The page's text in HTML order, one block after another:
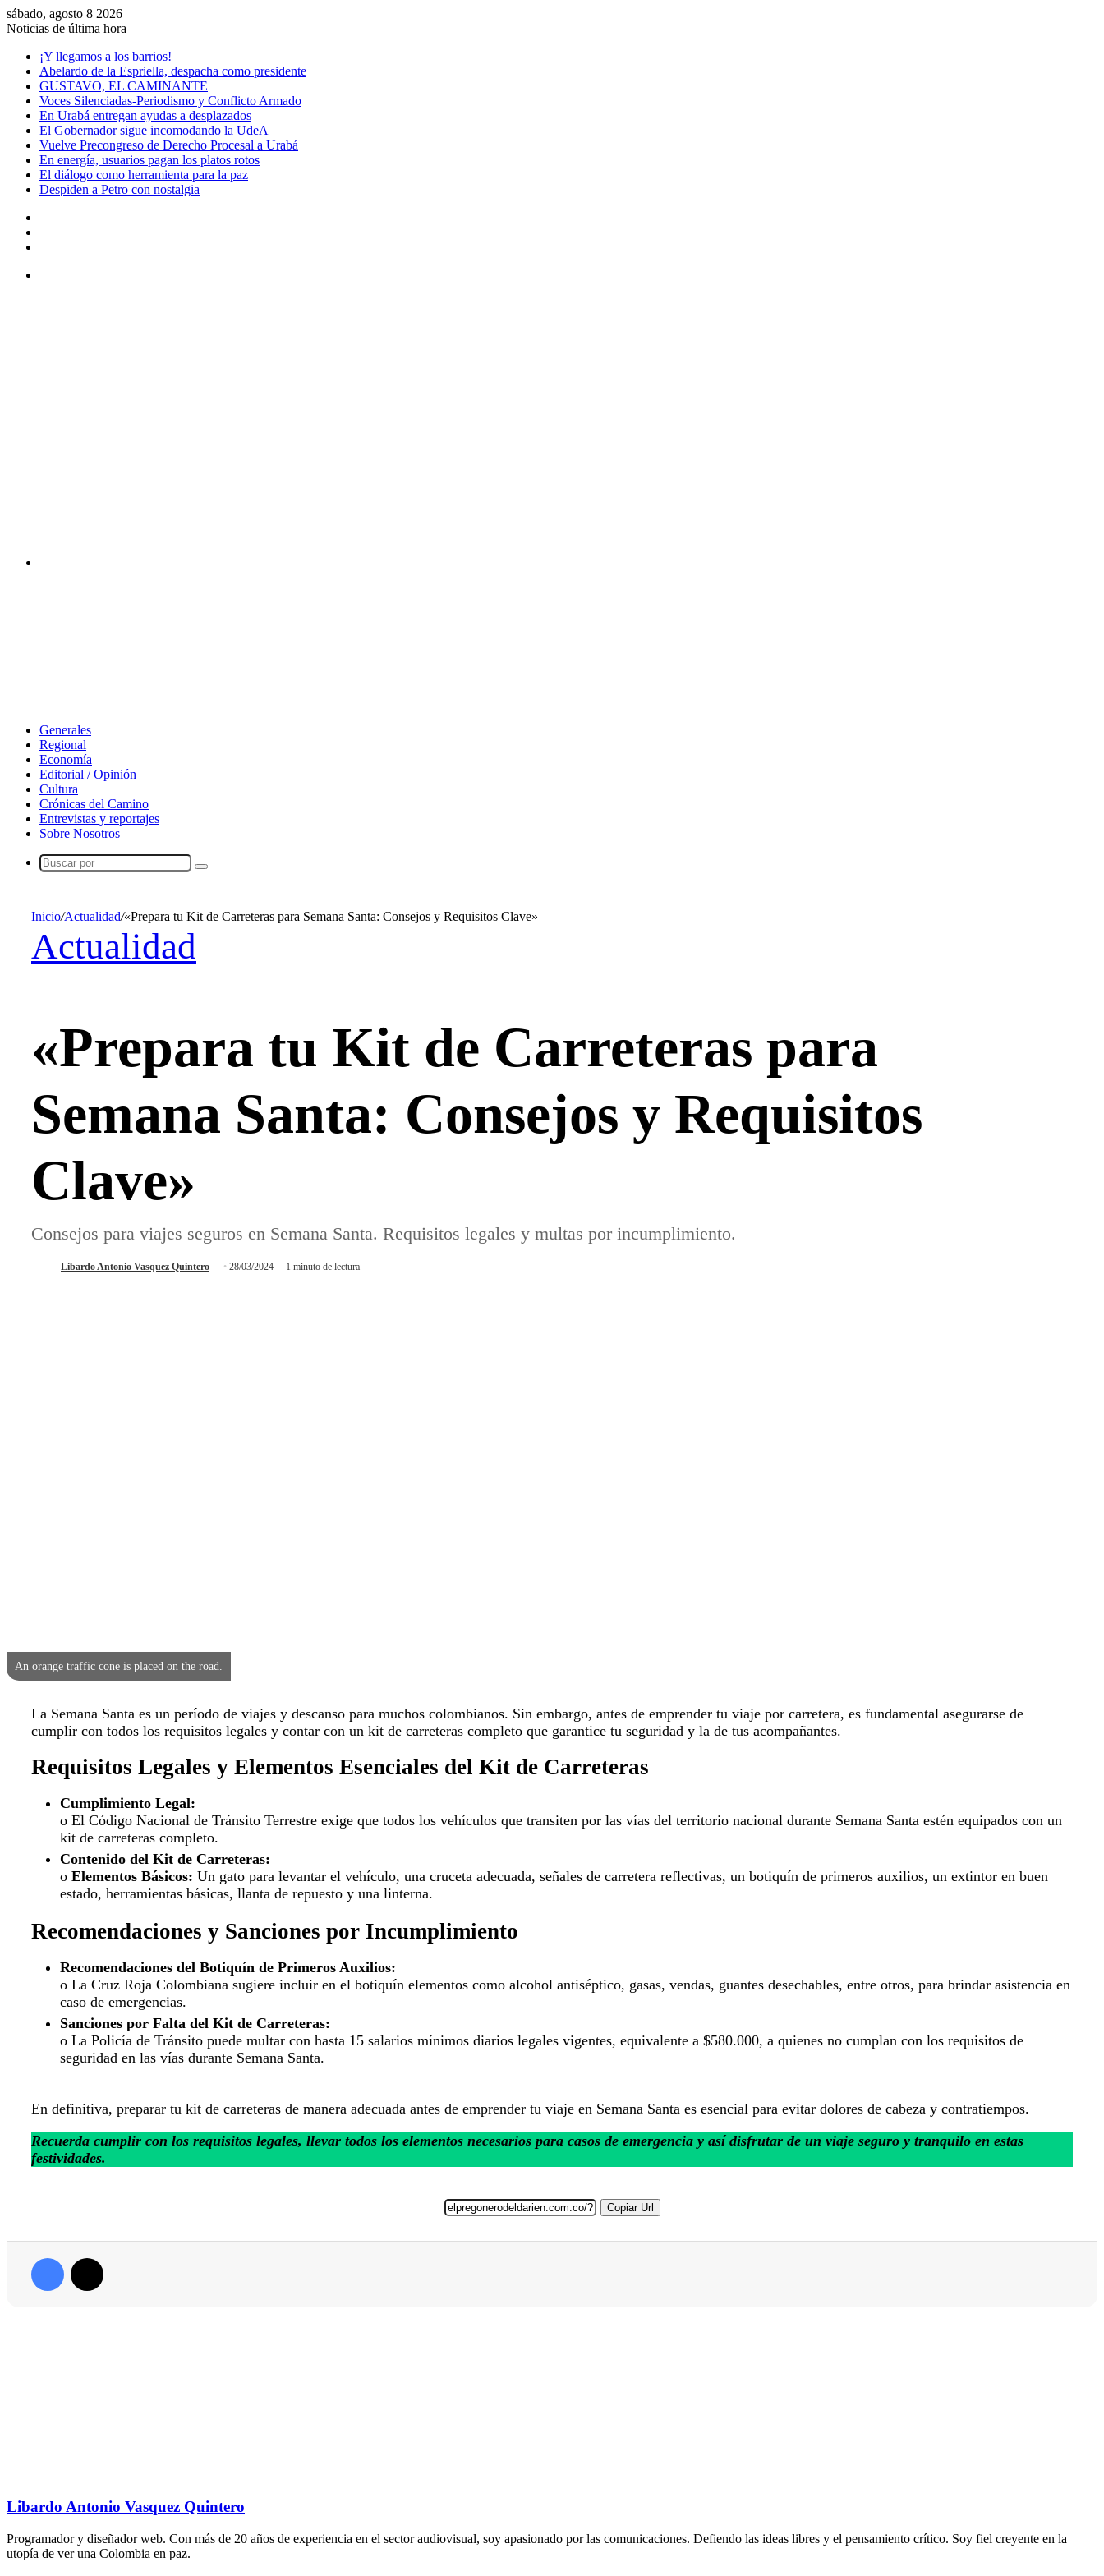
sábado, agosto 8 2026
Noticias de última hora
¡Y llegamos a los barrios!
Abelardo de la Espriella, despacha como presidente
GUSTAVO, EL CAMINANTE
Voces Silenciadas-Periodismo y Conflicto Armado
En Urabá entregan ayudas a desplazados
El Gobernador sigue incomodando la UdeA
Vuelve Precongreso de Derecho Procesal a Urabá
En energía, usuarios pagan los platos rotos
El diálogo como herramienta para la paz
Despiden a Petro con nostalgia
Generales
Regional
Economía
Editorial / Opinión
Cultura
Crónicas del Camino
Entrevistas y reportajes
Sobre Nosotros
Buscar
Inicio/Actualidad/«Prepara tu Kit de Carreteras para Semana Santa: Consejos y Requisitos Clave»
Actualidad
«Prepara tu Kit de Carreteras para
Semana Santa: Consejos y Requisitos
Clave»
Consejos para viajes seguros en Semana Santa. Requisitos legales y multas por incumplimiento.
Libardo Antonio Vasquez Quintero 28/03/2024 1 minuto de lectura
An orange traffic cone is placed on the road.
La Semana Santa es un período de viajes y descanso para muchos colombianos. Sin embargo, antes de emprender tu viaje por carretera, es fundamental asegurarse de
cumplir con todos los requisitos legales y contar con un kit de carreteras completo que garantice tu seguridad y la de tus acompañantes.
Requisitos Legales y Elementos Esenciales del Kit de Carreteras
Cumplimiento Legal:
o El Código Nacional de Tránsito Terrestre exige que todos los vehículos que transiten por las vías del territorio nacional durante Semana Santa estén equipados con un
kit de carreteras completo.
Contenido del Kit de Carreteras:
o Elementos Básicos: Un gato para levantar el vehículo, una cruceta adecuada, señales de carretera reflectivas, un botiquín de primeros auxilios, un extintor en buen
estado, herramientas básicas, llanta de repuesto y una linterna.
Recomendaciones y Sanciones por Incumplimiento
Recomendaciones del Botiquín de Primeros Auxilios:
o La Cruz Roja Colombiana sugiere incluir en el botiquín elementos como alcohol antiséptico, gasas, vendas, guantes desechables, entre otros, para brindar asistencia en
caso de emergencias.
Sanciones por Falta del Kit de Carreteras:
o La Policía de Tránsito puede multar con hasta 15 salarios mínimos diarios legales vigentes, equivalente a $580.000, a quienes no cumplan con los requisitos de
seguridad en las vías durante Semana Santa.
En definitiva, preparar tu kit de carreteras de manera adecuada antes de emprender tu viaje en Semana Santa es esencial para evitar dolores de cabeza y contratiempos.
Recuerda cumplir con los requisitos legales, llevar todos los elementos necesarios para casos de emergencia y así disfrutar de un viaje seguro y tranquilo en estas
festividades.
Copiar Url
Facebook
Libardo Antonio Vasquez Quintero
Programador y diseñador web. Con más de 20 años de experiencia en el sector audiovisual, soy apasionado por las comunicaciones. Defiendo las ideas libres y el pensamiento crítico. Soy fiel creyente en la
utopía de ver una Colombia en paz.